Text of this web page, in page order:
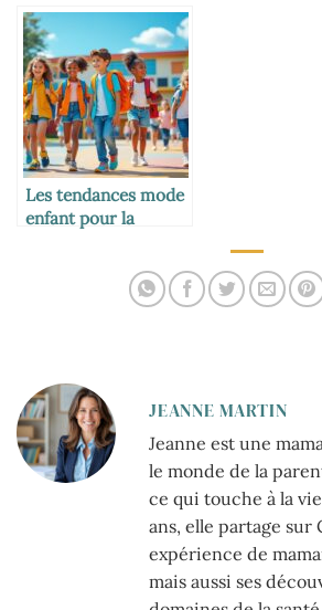
équilibré
Les tendances mode
enfant pour la
JEANNE MARTIN
Jeanne est une
le monde de la
ce qui touche à la
ans, elle partage sur
expérience de
mais aussi ses